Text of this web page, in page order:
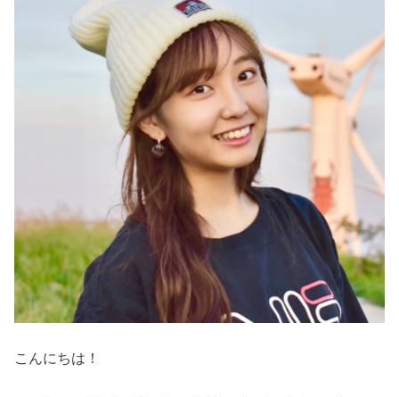
こんにちは！